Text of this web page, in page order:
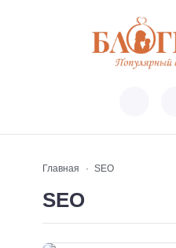
Главная SEO
SEO